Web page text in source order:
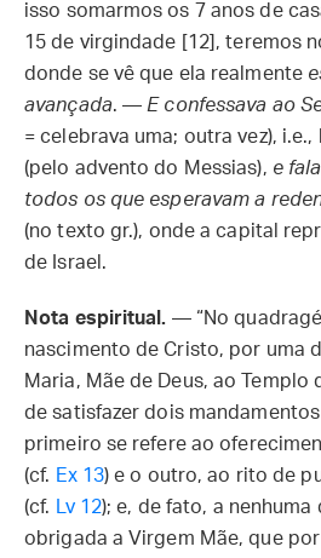
isso somarmos os 7 anos de
15 de virgindade [12], teremos
donde se vê que ela realmente
avançada. — E confessava ao
= celebrava uma; outra vez),
(pelo advento do Messias), e
todos os que esperavam a
(no texto gr.), onde a capital
de Israel.
Nota espiritual. — “No
nascimento de Cristo, por uma
Maria, Mãe de Deus, ao Templo
de satisfazer dois
primeiro se refere ao
(cf. Ex 13) e o outro, ao rito de
(cf.
Lv 12); e, de fato, a nenhuma
obrigada a Virgem Mãe, que